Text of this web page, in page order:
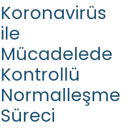
Koronavirüs
ile
Mücadelede
Kontrollü
Normalleşme
Süreci